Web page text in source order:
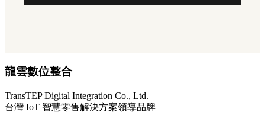
龍雲數位整合
TransTEP Digital Integration Co., Ltd.
台灣 IoT 智慧零售解決方案領導品牌